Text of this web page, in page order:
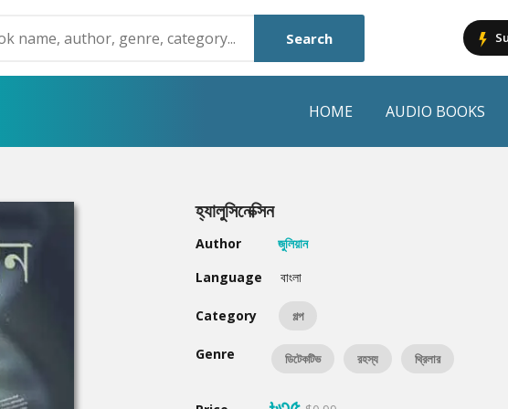
Search
HOME AUDIO BOOKS
Humayun Ahmed
Mouri Morium
হ্যালুসিনেক্সিন
Author
জুলিয়ান
Language
বাংলা
Category গল্প
Genre ডিটেকটিভ রহস্য থ্রিলার